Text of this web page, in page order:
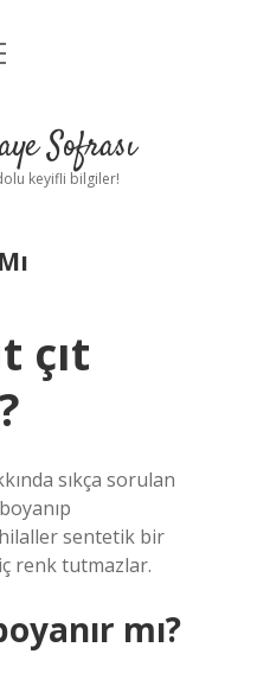
Sofrası
keyifli bilgiler!
çıt
sıkça sorulan
hilaller sentetik bir
renk tutmazlar.
mı?